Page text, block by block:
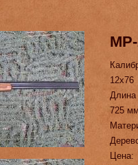
12х76
725
Цена: